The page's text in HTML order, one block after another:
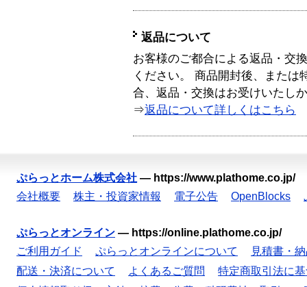
返品について
お客様のご都合による返品・交
ください。 商品開封後、または
合、返品・交換はお受けいたし
⇒返品について詳しくはこちら
ぷらっとホーム株式会社 — https://www.plathome.co.jp/
会社概要
株主・投資家情報 電子公告 OpenBlocks
ぷらっとオンライン — https://online.plathome.co.jp/
ご利用ガイド
ぷらっとオンラインについて
見積書・
配送・決済について
よくあるご質問
特定商取引法に